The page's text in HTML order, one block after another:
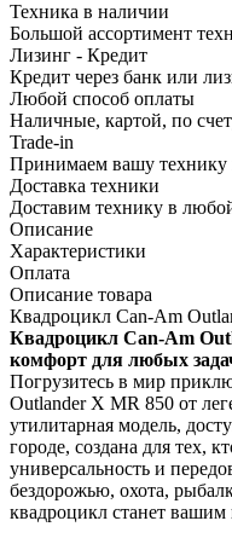
Техника в наличии
Большой ассортимент
Лизинг - Кредит
Кредит через банк или
Любой способ оплаты
Наличные, картой, по
Trade-in
Принимаем вашу технику
Доставка техники
Доставим технику в
Описание
Характеристики
Оплата
Описание товара
Квадроцикл Can-Am
Квадроцикл Can-Am
комфорт для любых
Погрузитесь в мир
Outlander X MR 850 от
утилитарная модель,
городе, создана для тех,
универсальность и
бездорожью, охота,
квадроцикл станет